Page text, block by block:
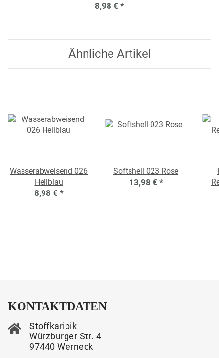
8,98 € *
Ähnliche Artikel
Wasserabweisend 026
Hellblau
8,98 € *
Softshell 023 Rose
13,98 € *
KONTAKTDATEN
Stoffkaribik
Würzburger Str. 4
97440 Werneck